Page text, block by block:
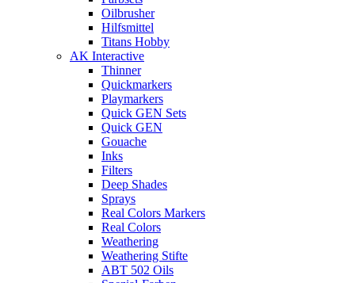
Oilbrusher
Hilfsmittel
Titans Hobby
AK Interactive
Thinner
Quickmarkers
Playmarkers
Quick GEN Sets
Quick GEN
Gouache
Inks
Filters
Deep Shades
Sprays
Real Colors Markers
Real Colors
Weathering
Weathering Stifte
ABT 502 Oils